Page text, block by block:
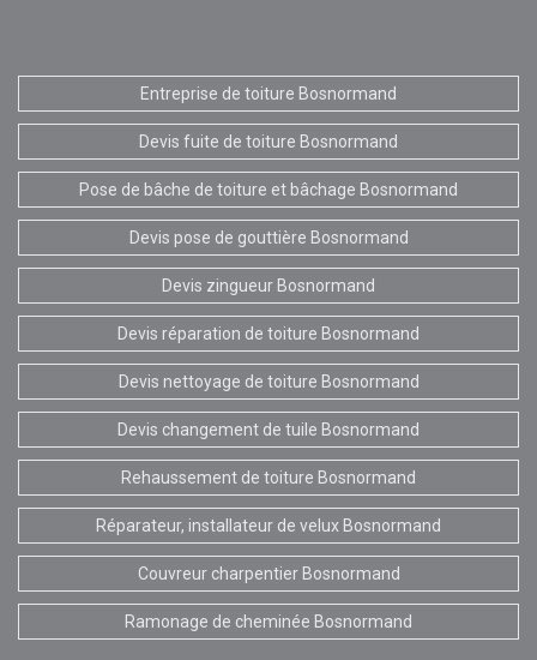
Entreprise de toiture Bosnormand
Devis fuite de toiture Bosnormand
Pose de bâche de toiture et bâchage Bosnormand
Devis pose de gouttière Bosnormand
Devis zingueur Bosnormand
Devis réparation de toiture Bosnormand
Devis nettoyage de toiture Bosnormand
Devis changement de tuile Bosnormand
Rehaussement de toiture Bosnormand
Réparateur, installateur de velux Bosnormand
Couvreur charpentier Bosnormand
Ramonage de cheminée Bosnormand